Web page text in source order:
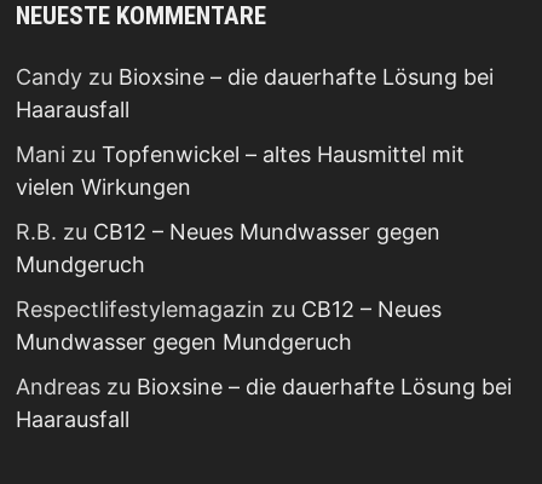
NEUESTE KOMMENTARE
Candyzu Bioxsine – die dauerhafte Lösung bei
Haarausfall
Mani zu Topfenwickel – altes Hausmittel mit
vielen Wirkungen
R.B. zu CB12 – Neues Mundwasser gegen
Mundgeruch
Respectlifestylemagazin zu CB12 – Neues
Mundwasser gegen Mundgeruch
Andreaszu Bioxsine – die dauerhafte Lösung bei
Haarausfall